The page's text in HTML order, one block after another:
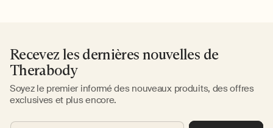
Recevez les dernières nouvelles de
Therabody
Soyez le premier informé des nouveaux produits, des offres
exclusives et plus encore.